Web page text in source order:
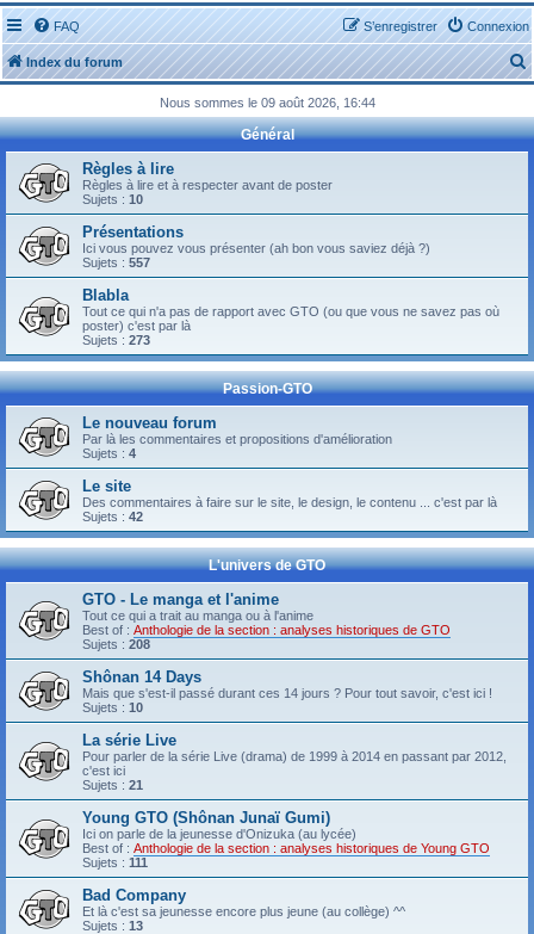
FAQ Connexion
S’enregistrer
Index du forum
e
c
Nous sommes le 09 août 2026, 16:44
Général
Règles à lire
Règles à lire et à respecter avant de poster
Sujets : 10
Présentations
Ici vous pouvez vous présenter (ah bon vous saviez déjà ?)
Sujets : 557
Blabla
Tout ce qui n'a pas de rapport avec GTO (ou que vous ne savez pas où
poster) c'est par là
Sujets : 273
Passion-GTO
Le nouveau forum
Par là les commentaires et propositions d'amélioration
Sujets : 4
Le site
Des commentaires à faire sur le site, le design, le contenu ... c'est par là
Sujets : 42
L'univers de GTO
GTO - Le manga et l'anime
Tout ce qui a trait au manga ou à l'anime
Best of : Anthologie de la section : analyses historiques de GTO
Sujets : 208
Shônan 14 Days
Mais que s'est-il passé durant ces 14 jours ? Pour tout savoir, c'est ici !
Sujets : 10
La série Live
Pour parler de la série Live (drama) de 1999 à 2014 en passant par 2012,
c'est ici
Sujets : 21
Young GTO (Shônan Junaï Gumi)
Ici on parle de la jeunesse d'Onizuka (au lycée)
Best of : Anthologie de la section : analyses historiques de Young GTO
Sujets : 111
Bad Company
Et là c'est sa jeunesse encore plus jeune (au collège) ^^
Sujets : 13